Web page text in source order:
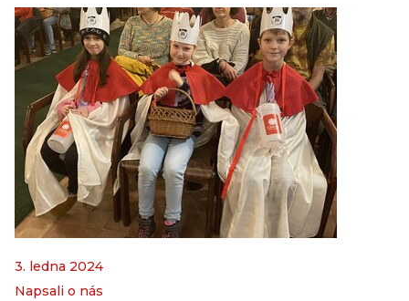
3. ledna 2024
Napsali o nás